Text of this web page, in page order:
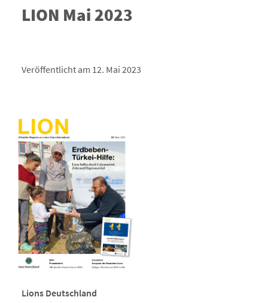
LION Mai 2023
Veröffentlicht am 12. Mai 2023
Lions Deutschland